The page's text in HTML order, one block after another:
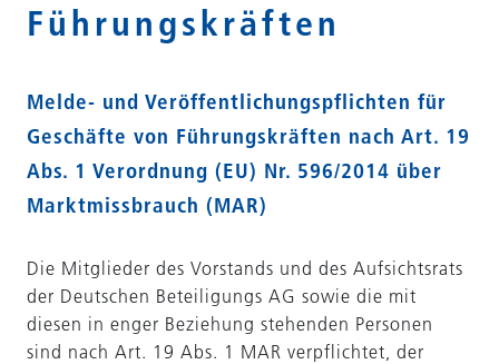
Führungskräften
Melde- und Veröffentlichungspflichten für
Geschäfte von Führungskräften nach Art. 19
Abs. 1 Verordnung (EU) Nr. 596/2014 über
Marktmissbrauch (MAR)
Die Mitglieder des Vorstands und des Aufsichtsrats
der Deutschen Beteiligungs AG sowie die mit
diesen in enger Beziehung stehenden Personen
sind nach Art. 19 Abs. 1 MAR verpflichtet, der